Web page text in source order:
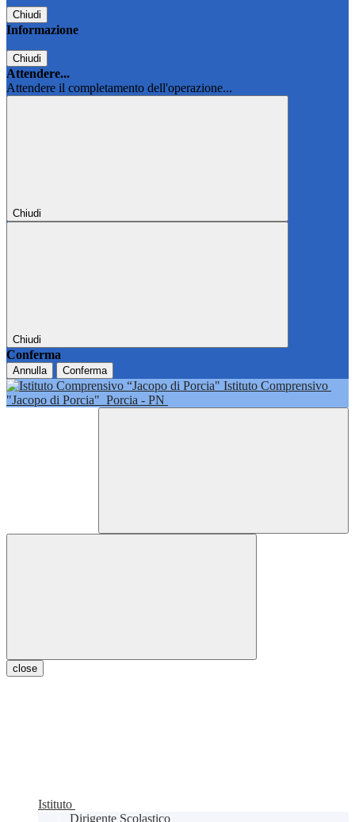
Chiudi
Informazione
Chiudi
Attendere...
Attendere il completamento dell'operazione...
Chiudi
Chiudi
Conferma
Annulla Conferma
Istituto Comprensivo
"Jacopo di Porcia" Porcia - PN
close
Istituto
Dirigente Scolastico